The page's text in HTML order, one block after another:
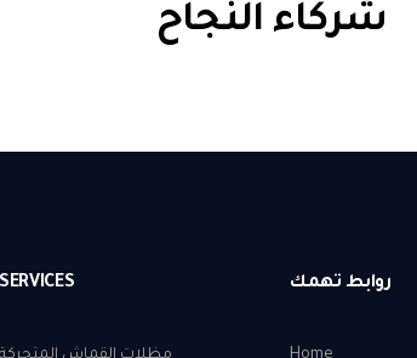
شركاء النجاح
SERVICES روابط تهمك